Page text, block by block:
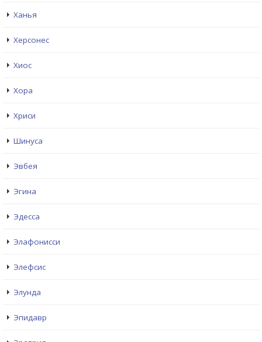
Ханья
Херсонес
Хиос
Хора
Хриси
Шинуса
Эвбея
Эгина
Эдесса
Элафонисси
Элефсис
Элунда
Эпидавр